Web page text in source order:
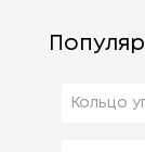
Кольцо